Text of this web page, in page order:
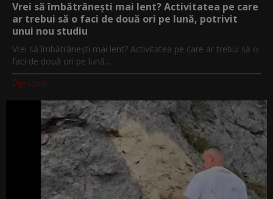
Vrei să îmbătrânești mai lent? Activitatea pe care
ar trebui să o faci de două ori pe lună, potrivit
unui nou studiu
Vrei să îmbătrânești mai lent? Activitatea pe care ar trebui să o
faci de două ori pe lună...
Digi-Life.tv